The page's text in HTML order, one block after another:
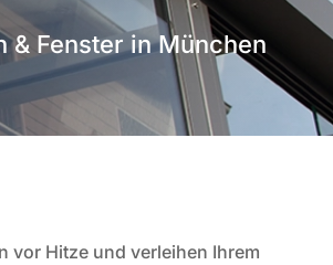
Fenster in München
vor Hitze und verleihen Ihrem